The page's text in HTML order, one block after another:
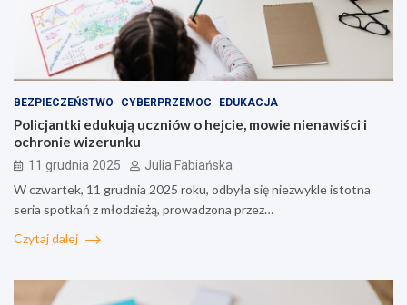
BEZPIECZEŃSTWO CYBERPRZEMOC EDUKACJA
Policjantki edukują uczniów o hejcie, mowie nienawiści i
ochronie wizerunku
11 grudnia 2025 Julia Fabiańska
W czwartek, 11 grudnia 2025 roku, odbyła się niezwykle istotna
seria spotkań z młodzieżą, prowadzona przez…
Czytaj dalej